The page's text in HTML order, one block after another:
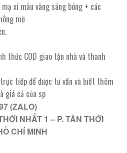
xi màu vàng sáng bóng + các
mờ
thức COD giao tận nhà và thanh
tiếp để được tư vấn và biết thêm
giá cả của sp
(ZALO)
NHẤT 1 – P. TÂN THỚI
CHÍ MINH